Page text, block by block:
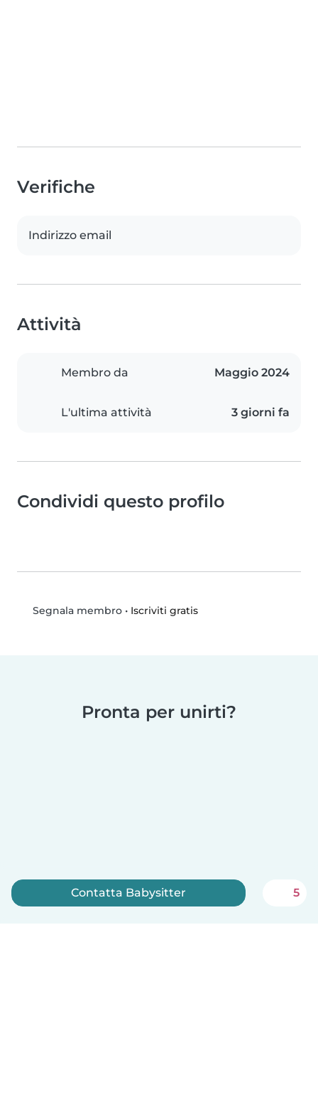
Verifiche
Indirizzo email
Attività
Membro da Maggio 2024
L'ultima attività 3 giorni fa
Condividi questo profilo
Segnala membro• Iscriviti gratis
Pronta per unirti?
Contatta Babysitter 5